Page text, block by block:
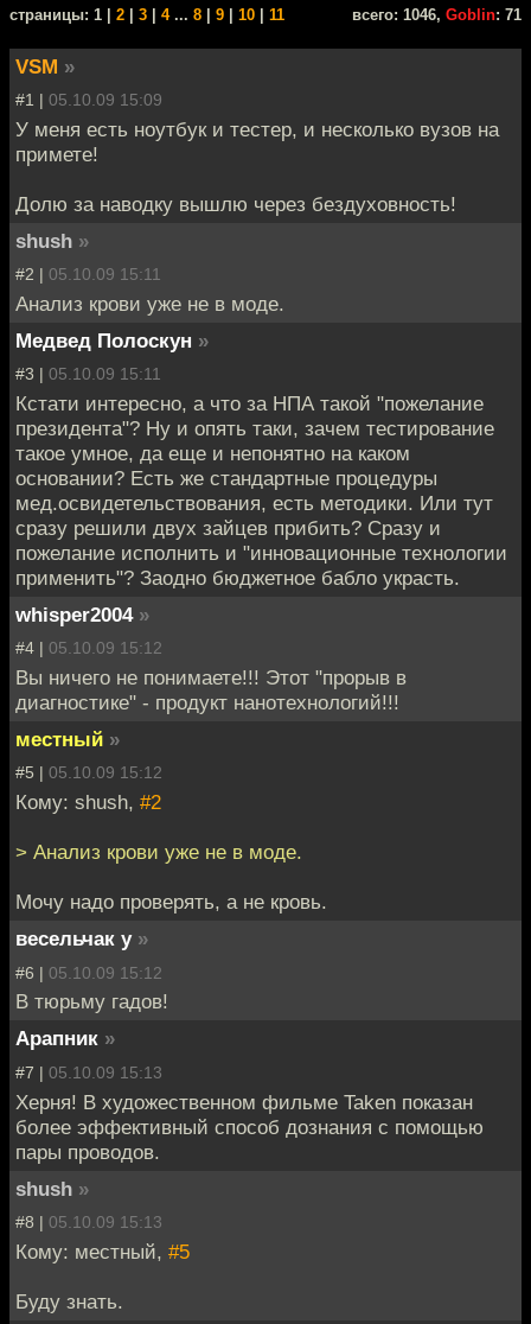
cтраницы: 1 | 2 3 4... 8 9 10 11 всего: 1046, Goblin: 71
VSM »
#1 | 05.10.09 15:09
У меня есть ноутбук и тестер, и несколько вузов на
примете!
Долю за наводку вышлю через бездуховность!
shush »
#2 | 05.10.09 15:11
Анализ крови уже не в моде.
Медвед Полоскун »
#3 | 05.10.09 15:11
Кстати интересно, а что за НПА такой "пожелание
президента"? Ну и опять таки, зачем тестирование
такое умное, да еще и непонятно на каком
основании? Есть же стандартные процедуры
мед.освидетельствования, есть методики. Или тут
сразу решили двух зайцев прибить? Сразу и
пожелание исполнить и "инновационные технологии
применить"? Заодно бюджетное бабло украсть.
whisper2004 »
#4 | 05.10.09 15:12
Вы ничего не понимаете!!! Этот "прорыв в
диагностике" - продукт нанотехнологий!!!
местный »
#5 | 05.10.09 15:12
Кому: shush, #2
> Анализ крови уже не в моде.
Мочу надо проверять, а не кровь.
весельчак у »
#6 | 05.10.09 15:12
В тюрьму гадов!
Арапник »
#7 | 05.10.09 15:13
Херня! В художественном фильме Taken показан
более эффективный способ дознания с помощью
пары проводов.
shush »
#8 | 05.10.09 15:13
Кому: местный, #5
Буду знать.